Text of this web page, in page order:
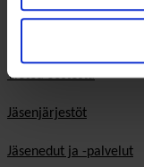
Tietoa Sostesta
Jäsenjärjestöt
Jäsenedut ja -palvelut